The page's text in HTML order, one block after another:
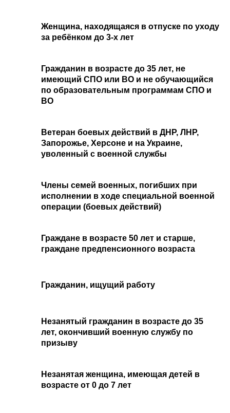
Женщина, находящаяся в отпуске по уходу
за ребёнком до 3-х лет
Гражданин в возрасте до 35 лет, не
имеющий СПО или ВО и не обучающийся
по образовательным программам СПО и
ВО
Ветеран боевых действий в ДНР, ЛНР,
Запорожье, Херсоне и на Украине,
уволенный с военной службы
Члены семей военных, погибших при
исполнении в ходе специальной военной
операции (боевых действий)
Граждане в возрасте 50 лет и старше,
граждане предпенсионного возраста
Гражданин, ищущий работу
Незанятый гражданин в возрасте до 35
лет, окончивший военную службу по
призыву
Незанятая женщина, имеющая детей в
возрасте от 0 до 7 лет